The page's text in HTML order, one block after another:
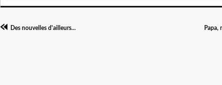
Des nouvelles d'ailleurs... Papa,